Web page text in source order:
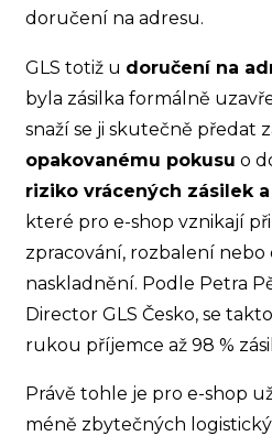
doručení na adresu.
GLS totiž u doručení na
byla zásilka formálně
snaží se ji skutečně předat
opakovanému pokusu o
riziko vrácených zásilek
které pro e-shop vznikají
zpracování, rozbalení
naskladnění. Podle Petra
Director GLS Česko, se
rukou příjemce až 98 %
Právě tohle je pro e-shop
méně zbytečných